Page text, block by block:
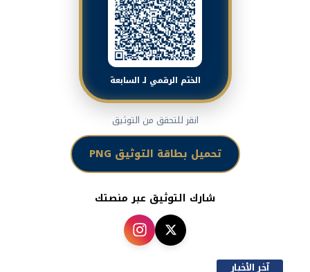
الختم الرقمي لـ السابعة
انقر للتحقق من التوثيق
تحميل بطاقة التوثيق PNG
شارك التوثيق عبر منصتك
آخر الأخبار